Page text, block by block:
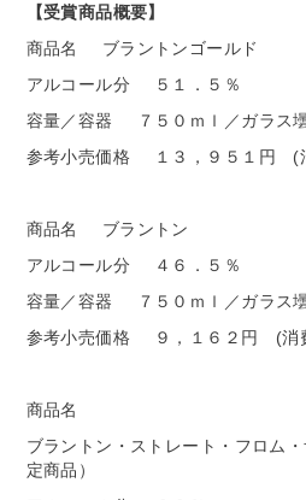
【受賞商品概要】
商品名
ブラントンゴールド
アルコール分
５１．５％
容量／容器
７５０ｍｌ／ガラス
参考小売価格
１３，９５１円 (
商品名
ブラントン
アルコール分
４６．５％
容量／容器
７５０ｍｌ／ガラス
参考小売価格
９，１６２円 (消
商品名
ブラントン・ストレート・フロム
定商品）